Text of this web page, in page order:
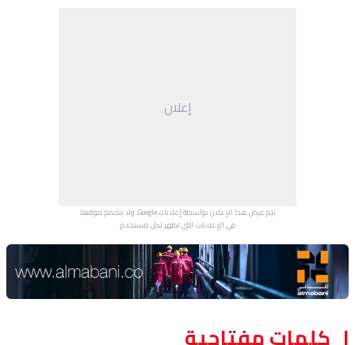
إعلان
يتم عرض هذا الإعلان بواسطة إعلانات Google، ولا يتحكم موقعنا
في الإعلانات التي تظهر لكل مستخدم.
Advertisement Section